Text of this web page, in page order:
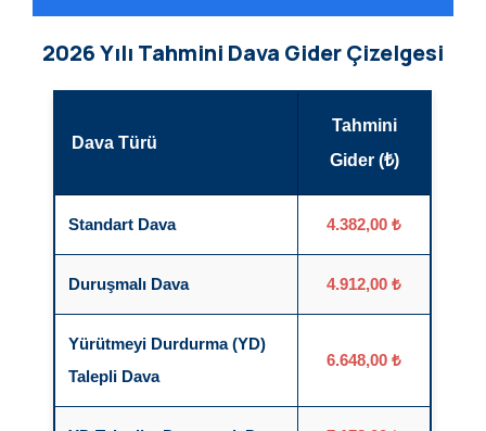
2026 Yılı Tahmini Dava Gider Çizelgesi
Dava Türü
Tahmini
Gider (₺)
Standart Dava 4.382,00 ₺
Duruşmalı Dava 4.912,00 ₺
Yürütmeyi Durdurma (YD)
Talepli Dava
6.648,00 ₺